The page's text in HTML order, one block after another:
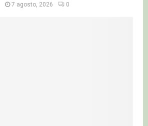
7 agosto, 2026 0